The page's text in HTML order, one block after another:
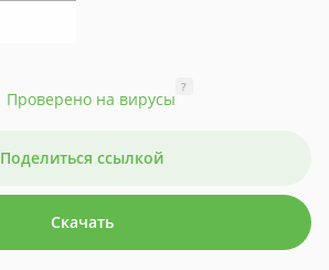
Проверено на вирусы
?
Поделиться ссылкой
Скачать